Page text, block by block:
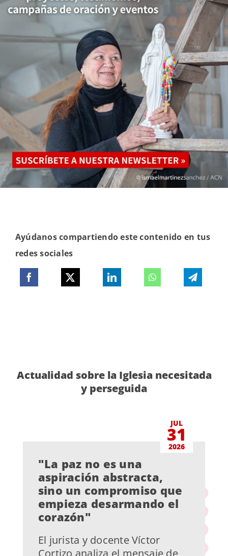
Ayúdanos compartiendo este contenido en tus
redes sociales
Actualidad sobre la Iglesia necesitada
y perseguida
JUL
31
2026
"La paz no es una
aspiración abstracta,
sino un compromiso que
empieza desarmando el
corazón"
El jurista y docente Víctor